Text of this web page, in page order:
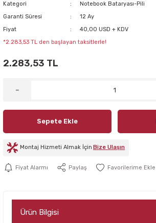
Kategori
Notebook Bataryası-Pili
Garanti Süresi
12 Ay
Fiyat
40,00 USD + KDV
*2.283,53 TL den başlayan taksitlerle!
2.283,53 TL
Sepete Ekle
Montaj Hizmeti Almak İçin Bize Ulaşın
Fiyat Alarmı Paylaş
Ürün Bilgisi